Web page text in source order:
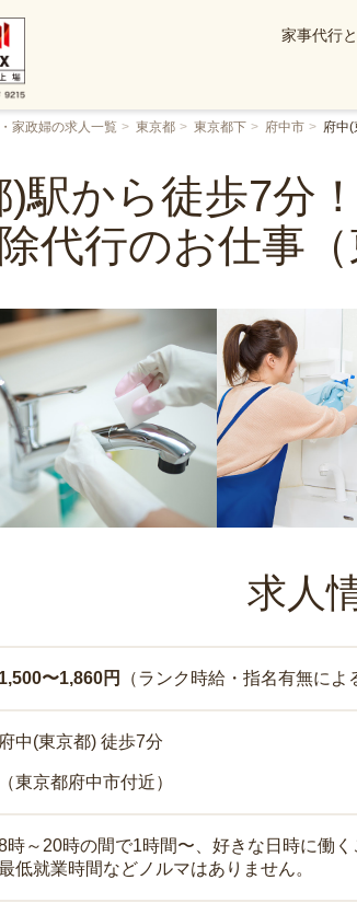
家事代行
家政婦の求人一覧 東京都 東京都下 府中市 府中
)駅から徒歩7分
除代行のお仕事（
求人
1,500〜1,860円 （ランク時給・指名有無に
府中(東京都) 徒歩7分
（東京都府中市付近）
時～20時の間で1時間〜、好きな日時に働
低就業時間などノルマはありません。